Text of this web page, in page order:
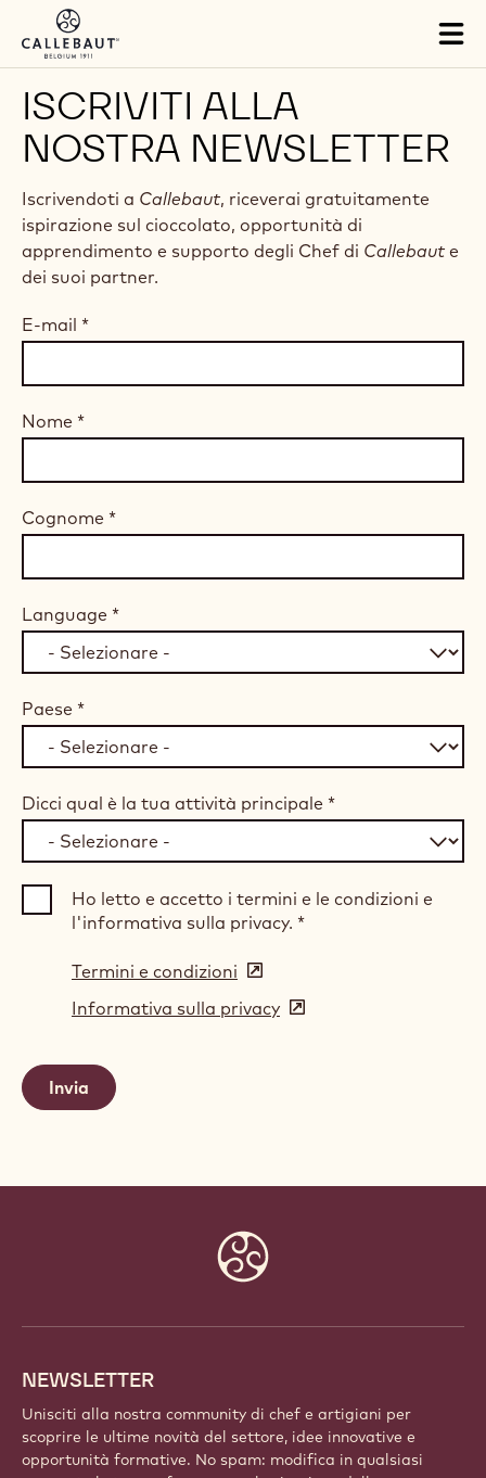
Skip to main content
ISCRIVITI ALLA
NOSTRA NEWSLETTER
Iscrivendoti a Callebaut, riceverai gratuitamente
ispirazione sul cioccolato, opportunità di
apprendimento e supporto degli Chef di Callebaut e
dei suoi partner.
E-mail *
Nome *
Cognome *
Language *
Paese *
Dicci qual è la tua attività principale *
Ho letto e accetto i termini e le condizioni e
l'informativa sulla privacy. *
Termini e condizioni (opens
in
a
Informativa sulla privacy (opens
NEWSLETTER
Unisciti alla nostra community di chef e artigiani per
scoprire le ultime novità del settore, idee innovative e
opportunità formative. No spam: modifica in qualsiasi